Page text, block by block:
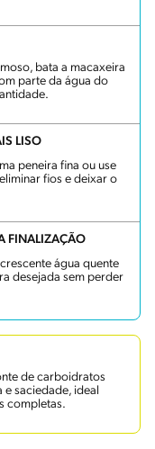
bata a macaxeira
parte da água do
LISO
peneira fina ou use
fios e deixar o
FINALIZAÇÃO
água quente
desejada sem perder
de carboidratos
saciedade, ideal
completas.